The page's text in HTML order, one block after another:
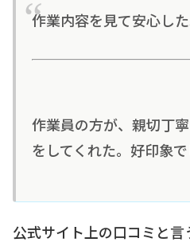
作業内容を見て安心した
作業員の方が、親切丁
をしてくれた。好印象で
公式サイト上の口コミと